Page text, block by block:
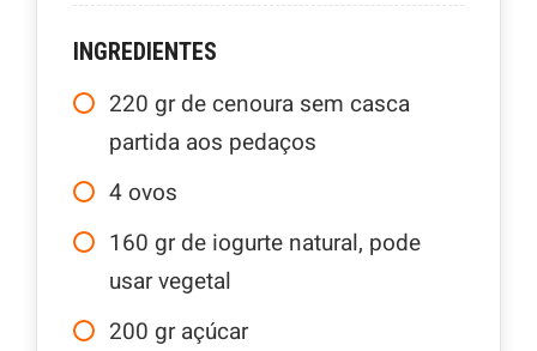
INGREDIENTES
220 gr de cenoura sem casca
partida aos pedaços
4 ovos
160 gr de iogurte natural, pode
usar vegetal
200 gr açúcar